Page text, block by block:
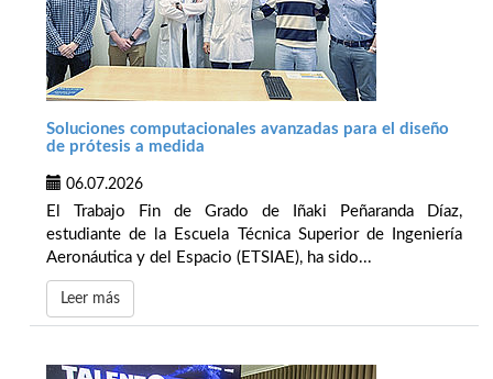
Soluciones computacionales avanzadas para el diseño
de prótesis a medida
06.07.2026
El Trabajo Fin de Grado de Iñaki Peñaranda Díaz,
estudiante de la Escuela Técnica Superior de Ingeniería
Aeronáutica y del Espacio (ETSIAE), ha sido...
Leer más